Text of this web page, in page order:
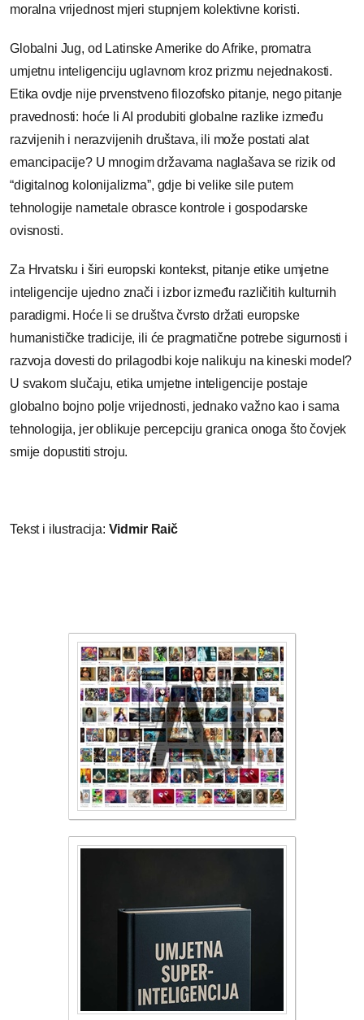
moralna vrijednost mjeri stupnjem kolektivne koristi.
Globalni Jug, od Latinske Amerike do Afrike, promatra
umjetnu inteligenciju uglavnom kroz prizmu nejednakosti.
Etika ovdje nije prvenstveno filozofsko pitanje, nego pitanje
pravednosti: hoće li AI produbiti globalne razlike između
razvijenih i nerazvijenih društava, ili može postati alat
emancipacije? U mnogim državama naglašava se rizik od
“digitalnog kolonijalizma”, gdje bi velike sile putem
tehnologije nametale obrasce kontrole i gospodarske
ovisnosti.
Za Hrvatsku i širi europski kontekst, pitanje etike umjetne
inteligencije ujedno znači i izbor između različitih kulturnih
paradigmi. Hoće li se društva čvrsto držati europske
humanističke tradicije, ili će pragmatične potrebe sigurnosti i
razvoja dovesti do prilagodbi koje nalikuju na kineski model?
U svakom slučaju, etika umjetne inteligencije postaje
globalno bojno polje vrijednosti, jednako važno kao i sama
tehnologija, jer oblikuje percepciju granica onoga što čovjek
smije dopustiti stroju.
Tekst i ilustracija: Vidmir Raič